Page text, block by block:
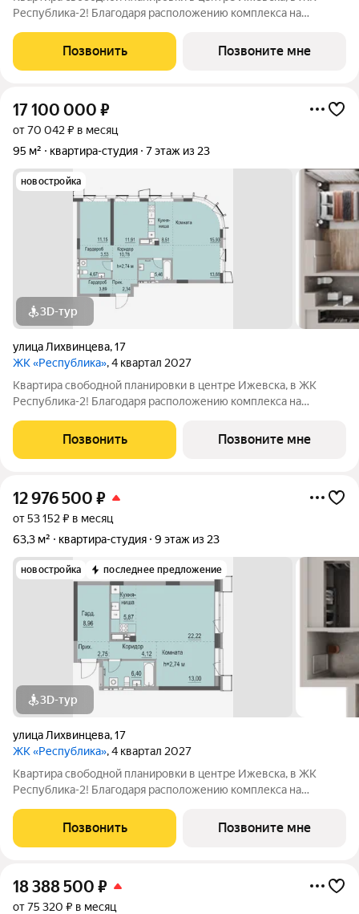
Республика-2! Благодаря расположению комплекса на
настоящему невероятными видовыми характеристиками. Из
окон квартир будут открываться
Позвонить Позвоните мне
17 100 000 ₽
от 70 042 ₽ в месяц
95 м²
квартира-студия 7 этаж из 23
новостройка
3D-тур
улица Лихвинцева,17
ЖК «Республика», 4 квартал 2027
Квартира свободной планировки в центре Ижевска, в ЖК
Республика-2! Благодаря расположению комплекса на
настоящему невероятными видовыми характеристиками. Из
окон квартир будут открываться
Позвонить Позвоните мне
12 976 500 ₽
от 53 152 ₽ в месяц
63,3 м²
квартира-студия 9 этаж из 23
новостройка последнее предложение
3D-тур
улица Лихвинцева,17
ЖК «Республика», 4 квартал 2027
Квартира свободной планировки в центре Ижевска, в ЖК
Республика-2! Благодаря расположению комплекса на
настоящему невероятными видовыми характеристиками. Из
окон квартир будут открываться
Позвонить Позвоните мне
18 388 500 ₽
от 75 320 ₽ в месяц